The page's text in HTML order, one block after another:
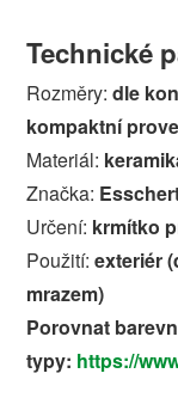
Technické
Rozměry: dle
kompaktní
Materiál:
Značka:
Určení: krmítko
Použití: exteriér
mrazem)
Porovnat
typy: https://